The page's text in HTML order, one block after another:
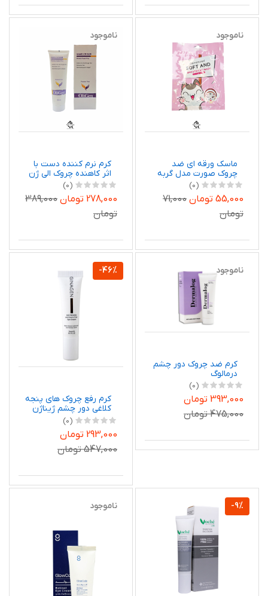
ناموجود
ماسک ورقه ای ضد
چروک صورت مدل گربه
صورتی
(0)
55,000 تومان
71,000
تومان
ناموجود
کرم نرم کننده دست با
اثر کاهنده چروک الی ژن
(0)
278,000 تومان
389,000
تومان
ناموجود
کرم ضد چروک دور چشم
درمالوگ
(0)
393,000 تومان
475,000 تومان
-46%
کرم رفع چروک های پنجه
کلاغی دور چشم ژیناژن
(0)
293,000 تومان
547,000 تومان
-9% ناموجود